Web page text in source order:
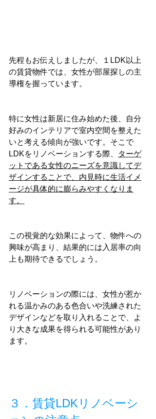
先程もお伝えしましたが、１LDK以上
の賃貸物件では、女性が部屋探しの主
導権を握っています。
特に女性は新居に住み始めた後、自分
好みのインテリアで室内空間を整えた
いと考える傾向が強いです。そこで
LDKをリノベーションする際、
ターゲ
ットである女性のニーズを意識してデ
ザインすることで、内見時に生活イメ
ージが具体的に膨らみやすくなりま
す。
この視覚的な効果によって、物件への
興味が高まり、結果的には入居率の向
上も期待できるでしょう。
リノベーションの際には、女性が惹か
れる温かみのある色合いや洗練された
デザインなどを取り入れることで、よ
り大きな成果を得られる可能性があり
ます。
３．賃貸LDKリノベーシ